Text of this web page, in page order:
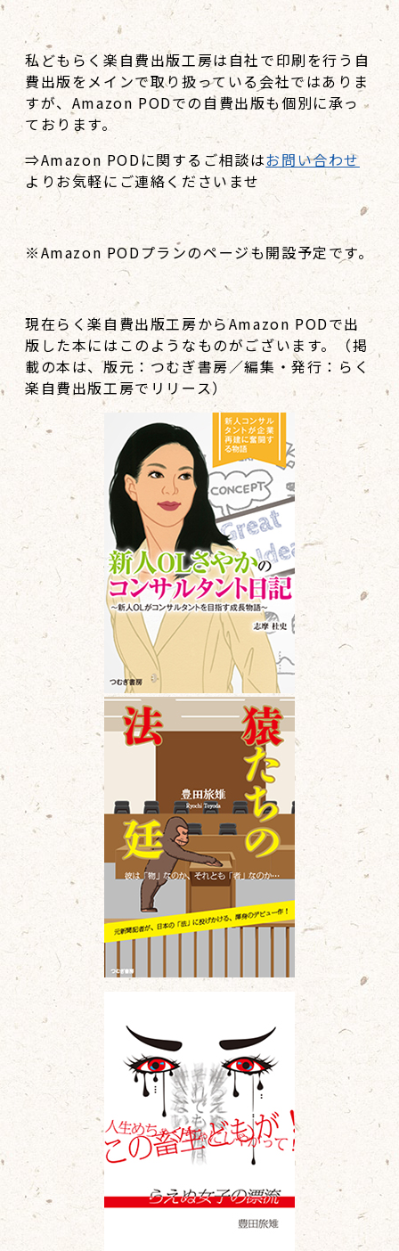
私どもらく楽自費出版工房は自社で印刷を行う自
費出版をメインで取り扱っている会社ではありま
すが、Amazon PODでの自費出版も個別に承っ
ております。
⇒Amazon PODに関するご相談はお問い合わせ
よりお気軽にご連絡くださいませ
※Amazon PODプランのページも開設予定です。
現在らく楽自費出版工房からAmazon PODで出
版した本にはこのようなものがございます。（掲
載の本は、版元：つむぎ書房／編集・発行：らく
楽自費出版工房でリリース）